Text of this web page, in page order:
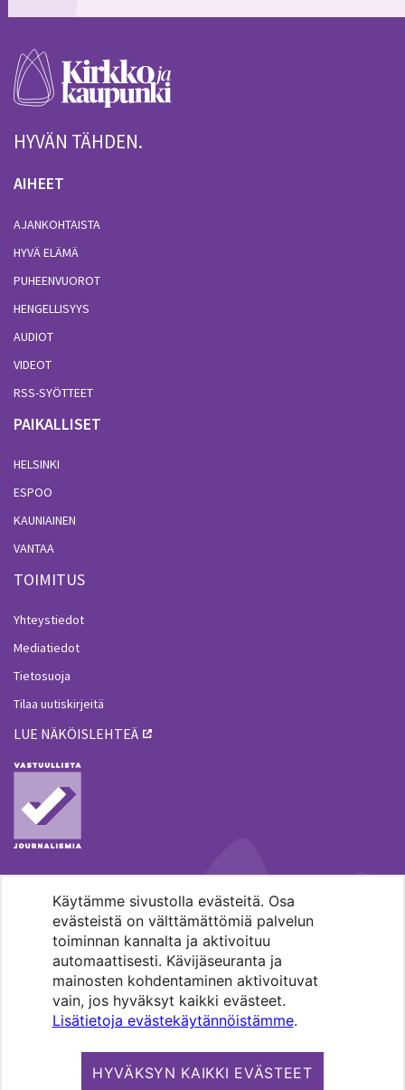
Käytämme sivustolla evästeitä. Osa
evästeistä on välttämättömiä palvelun
toiminnan kannalta ja aktivoituu
automaattisesti. Kävijäseuranta ja
mainosten kohdentaminen aktivoituvat
vain, jos hyväksyt kaikki evästeet.
Lisätietoja evästekäytännöistämme.
HYVÄKSYN KAIKKI EVÄSTEET
HYVÄN TÄHDEN.
AIHEET
AJANKOHTAISTA
HYVÄ ELÄMÄ
PUHEENVUOROT
HENGELLISYYS
AUDIOT
VIDEOT
RSS-SYÖTTEET
PAIKALLISET
HELSINKI
ESPOO
KAUNIAINEN
VANTAA
TOIMITUS
Yhteystiedot
Mediatiedot
Tietosuoja
Tilaa uutiskirjeitä
LUE NÄKÖISLEHTEÄ
MENOHAKU
Pääkaupunkiseudun evankelis-
luterilaisten seurakuntien media.